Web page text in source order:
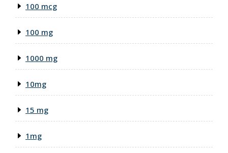
100 mcg
100 mg
1000 mg
10mg
15 mg
1mg